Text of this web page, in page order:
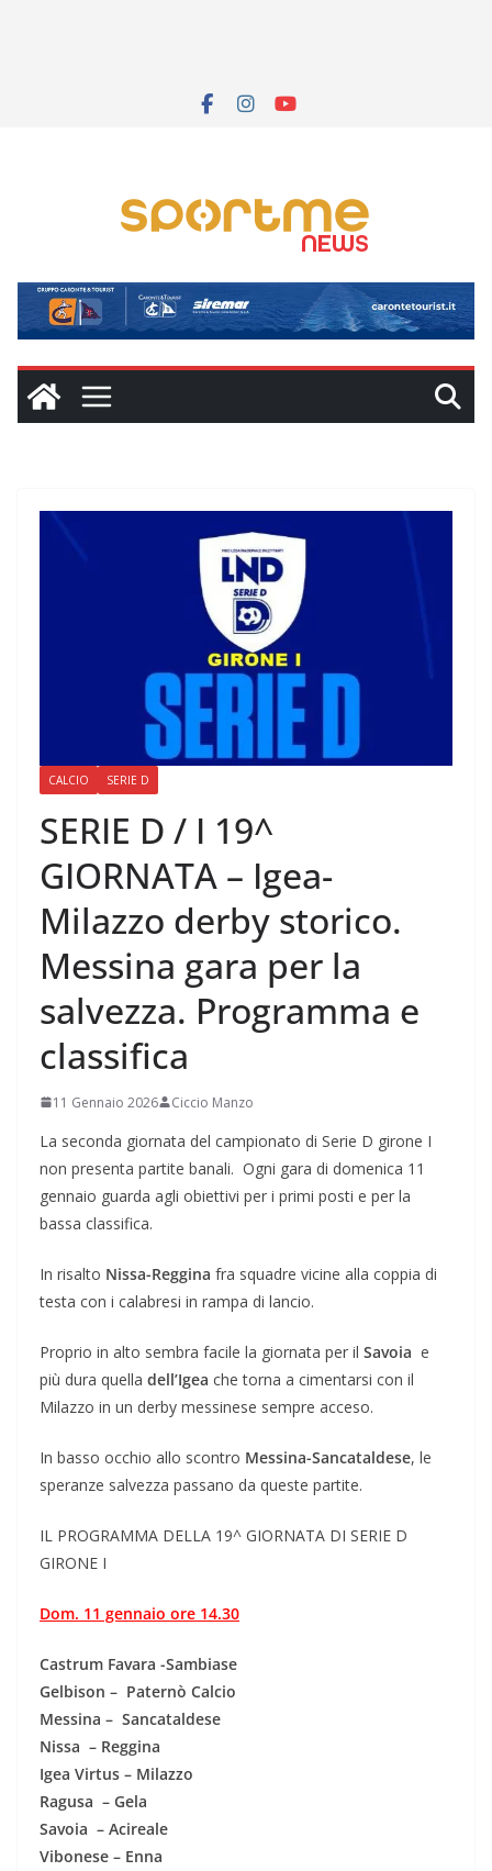
CALCIO SERIE D
SERIE D / I 19^
GIORNATA – Igea-
Milazzo derby storico.
Messina gara per la
salvezza. Programma e
classifica
11 Gennaio 2026 Ciccio Manzo
La seconda giornata del campionato di Serie D girone I
non presenta partite banali. Ogni gara di domenica 11
gennaio guarda agli obiettivi per i primi posti e per la
bassa classifica.
In risalto Nissa-Reggina fra squadre vicine alla coppia di
testa con i calabresi in rampa di lancio.
Proprio in alto sembra facile la giornata per il Savoia e
più dura quella dell’Igea che torna a cimentarsi con il
Milazzo in un derby messinese sempre acceso.
In basso occhio allo scontro Messina-Sancataldese, le
speranze salvezza passano da queste partite.
IL PROGRAMMA DELLA 19^ GIORNATA DI SERIE D
GIRONE I
Dom. 11 gennaio ore 14.30
Castrum Favara -Sambiase
Gelbison – Paternò Calcio
Messina – Sancataldese
Nissa – Reggina
Igea Virtus – Milazzo
Ragusa – Gela
Savoia – Acireale
Vibonese – Enna